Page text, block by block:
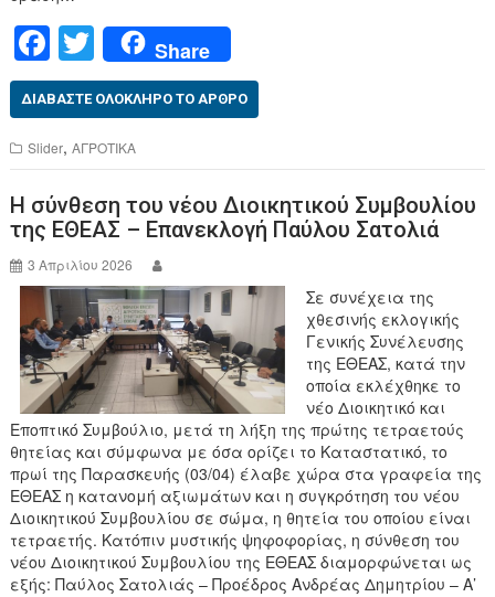
F
a
c
e
b
o
o
k
T
wi
tt
er
Share
ΔΙΑΒΆΣΤΕ ΟΛΌΚΛΗΡΟ ΤΟ ΆΡΘΡΟ
Slider,ΑΓΡΟΤΙΚΑ
Η σύνθεση του νέου Διοικητικού Συμβουλίου
της ΕΘΕΑΣ – Επανεκλογή Παύλου Σατολιά
3 Απριλίου 2026
Σε συνέχεια της
χθεσινής εκλογικής
Γενικής Συνέλευσης
της ΕΘΕΑΣ, κατά την
οποία εκλέχθηκε το
νέο Διοικητικό και
Εποπτικό Συμβούλιο, μετά τη λήξη της πρώτης τετραετούς
θητείας και σύμφωνα με όσα ορίζει το Καταστατικό, το
πρωί της Παρασκευής (03/04) έλαβε χώρα στα γραφεία της
ΕΘΕΑΣ η κατανομή αξιωμάτων και η συγκρότηση του νέου
Διοικητικού Συμβουλίου σε σώμα, η θητεία του οποίου είναι
τετραετής. Κατόπιν μυστικής ψηφοφορίας, η σύνθεση του
νέου Διοικητικού Συμβουλίου της ΕΘΕΑΣ διαμορφώνεται ως
εξής: Παύλος Σατολιάς – Προέδρος Ανδρέας Δημητρίου – Α’